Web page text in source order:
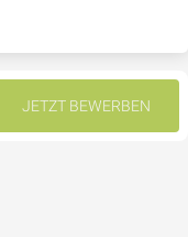
JETZT BEWERBEN